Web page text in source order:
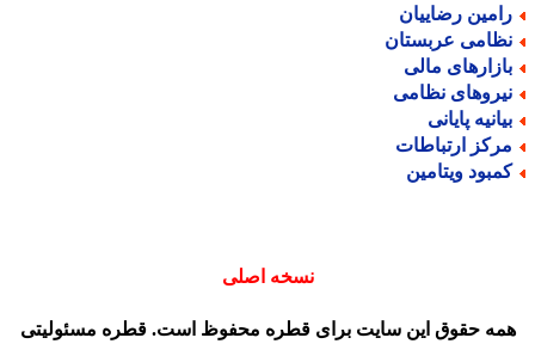
رضاییان
عربستان
مالی
نظامی
پایانی
ارتباطات
ویتامین
نسخه اصلی
حقوق این سایت برای قطره محفوظ است. قطره مسئولیتی